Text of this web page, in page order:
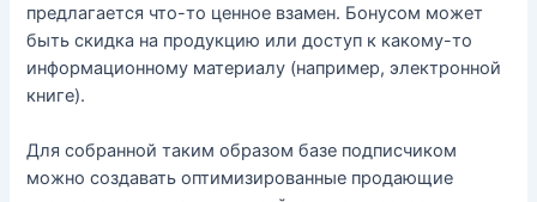
предлагается что-то ценное взамен. Бонусом может
быть скидка на продукцию или доступ к какому-то
информационному материалу (например, электронной
книге).
Для собранной таким образом базе подписчиком
можно создавать оптимизированные продающие